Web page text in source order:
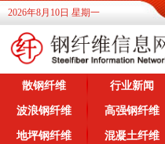
2026年8月10日 星期一
为广大客户提供各类钢纤维信息，提
散钢纤维 行业新闻
波浪钢纤维 高强钢纤维
地坪钢纤维 混凝土纤维